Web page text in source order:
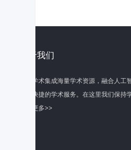
关于我们
百度学术集成海量学术资源，融合人
全面快捷的学术服务。在这里我们保
了解更多>>